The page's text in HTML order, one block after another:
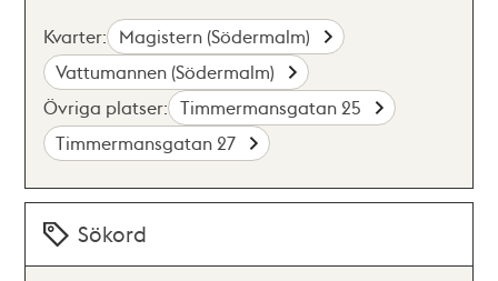
Kvarter: Magistern (Södermalm)
Vattumannen (Södermalm)
Övriga platser: Timmermansgatan 25
Timmermansgatan 27
Sökord